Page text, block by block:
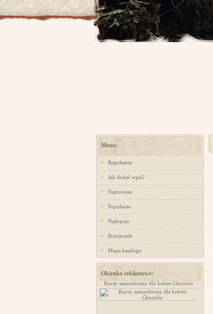
Menu:
Regulamin
Jak dodać wpis?
Najnowsze
Popularne
Najlepsze
Przyjaciele
Mapa katalogu
Okienko reklamowe:
Kursy samoobrony dla kobiet Chorzów